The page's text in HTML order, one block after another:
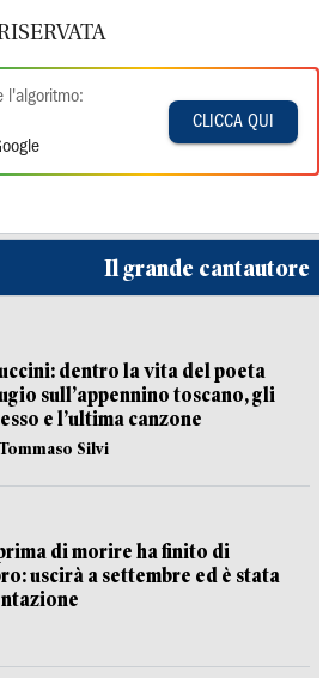
l'algoritmo:
CLICCA QUI
Il grande cantautore
dentro la vita del poeta
sull’appennino toscano, gli
e l’ultima canzone
Silvi
di morire ha finito di
uscirà a settembre ed è stata